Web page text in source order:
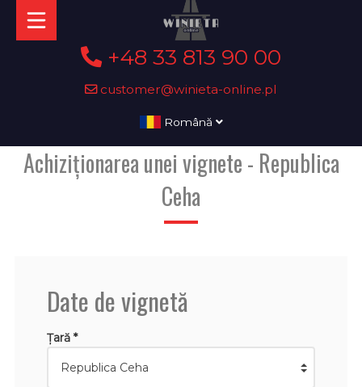
+48 33 813 90 00
customer@winieta-online.pl
Română
Achiziționarea unei vignete - Republica
Ceha
Date de vignetă
Țară *